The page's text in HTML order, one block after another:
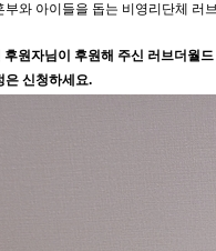
부와 아이들을 돕는 비영리단체 러
후원자님이 후원해 주신 러브더월드
은 신청하세요.